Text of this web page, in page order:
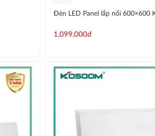
Đèn LED Panel lắp nổi 600×600
1,099,000đ